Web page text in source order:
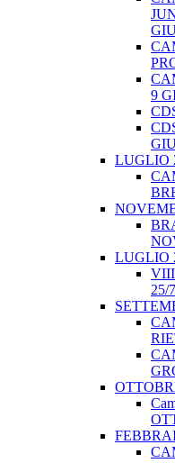
9
LUGLIO
LUGLIO
25/